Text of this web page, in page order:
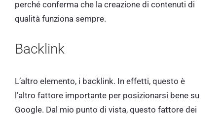
perché conferma che la creazione di contenuti di
qualità funziona sempre.
Backlink
L’altro elemento, i backlink. In effetti, questo è
l’altro fattore importante per posizionarsi bene su
Google. Dal mio punto di vista, questo fattore dei